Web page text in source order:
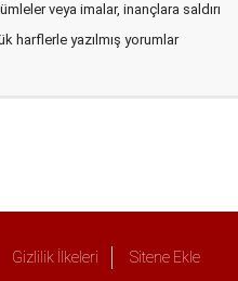
veya imalar, inançlara saldırı
harflerle yazılmış yorumlar
Gizlilik İlkeleri Sitene Ekle